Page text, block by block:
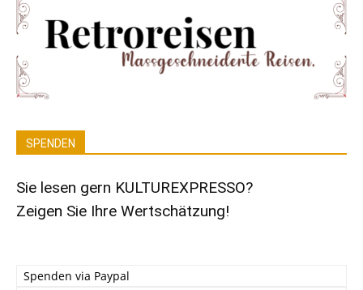
SPENDEN
Sie lesen gern KULTUREXPRESSO?
Zeigen Sie Ihre Wertschätzung!
Spenden via Paypal